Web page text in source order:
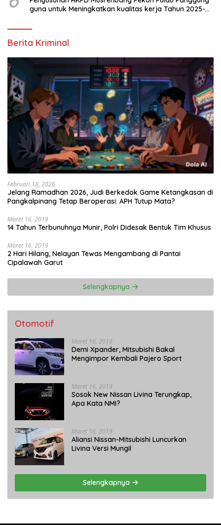
guna untuk Meningkatkan kualitas kerja Tahun 2025-
Berita Kriminal
Februari 18, 2026
Jelang Ramadhan 2026, Judi Berkedok Game Ketangkasan di
Pangkalpinang Tetap Beroperasi: APH Tutup Mata?
Maret 16, 2019
14 Tahun Terbunuhnya Munir, Polri Didesak Bentuk Tim Khusus
Maret 16, 2019
2 Hari Hilang, Nelayan Tewas Mengambang di Pantai
Cipalawah Garut
Selengkapnya
Otomotif
Maret 16, 2019
Demi Xpander, Mitsubishi Bakal
Mengimpor Kembali Pajero Sport
Maret 16, 2019
Sosok New Nissan Livina Terungkap,
Apa Kata NMI?
Maret 16, 2019
Aliansi Nissan-Mitsubishi Luncurkan
Livina Versi Mungil
Selengkapnya